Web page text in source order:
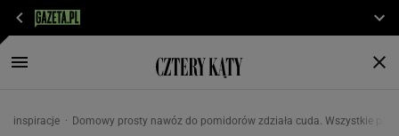
inspiracje Domowy prosty nawóz do pomidorów zdziała cuda. Wszystkie